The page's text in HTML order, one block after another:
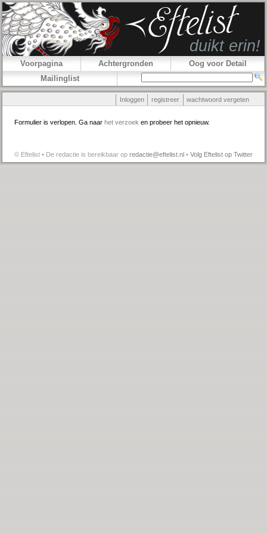
Voorpagina Achtergronden
Oog voor Detail
Mailinglist
Inloggen registreer wachtwoord vergeten
Formulier is verlopen. Ga naar het verzoek en probeer het opnieuw.
© Eftelist • De redactie is bereikbaar op redactie@eftelist.nl • Volg Eftelist op Twitter